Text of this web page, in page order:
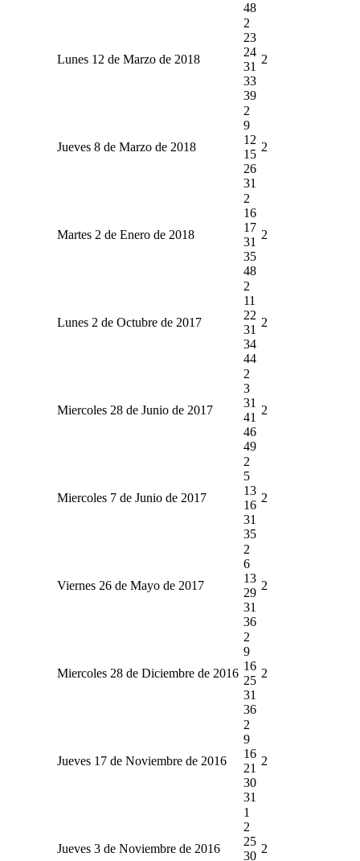
48
Lunes 12 de Marzo de 2018
2
23
24
31
33
39
2
Jueves 8 de Marzo de 2018
2
9
12
15
26
31
2
Martes 2 de Enero de 2018
2
16
17
31
35
48
2
Lunes 2 de Octubre de 2017
2
11
22
31
34
44
2
Miercoles 28 de Junio de 2017
2
3
31
41
46
49
2
Miercoles 7 de Junio de 2017
2
5
13
16
31
35
2
Viernes 26 de Mayo de 2017
2
6
13
29
31
36
2
Miercoles 28 de Diciembre de 2016
2
9
16
25
31
36
2
Jueves 17 de Noviembre de 2016
2
9
16
21
30
31
2
Jueves 3 de Noviembre de 2016
1
2
25
30
2